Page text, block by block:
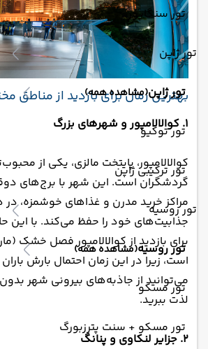
تور سنگاپور
تور ژاپن
تور ژاپن(مشاهده همه)
تور توکیو
تور ترکیبی ژاپن
تور روسیه
تور روسیه(مشاهده همه)
تور مسکو
تور مسکو + سنت پترزبورگ
بهترین زمان برای بازدید از مناطق
1. کوالالامپور و شهرهای بزرگ
کوالالامپور، پایتخت مالزی، یکی از
گردشگران است. این شهر با برج‌های
مراکز خرید مدرن و غذاهای خوشمزه،
جذابیت‌های خود را حفظ می‌کند. با این
برای بازدید از کوالالامپور فصل خشک
است، زیرا در این زمان احتمال بارش
می‌توانید از جاذبه‌های بیرونی شهر بدون
لذت ببرید.
2. جزایر لنکاوی و پنانگ